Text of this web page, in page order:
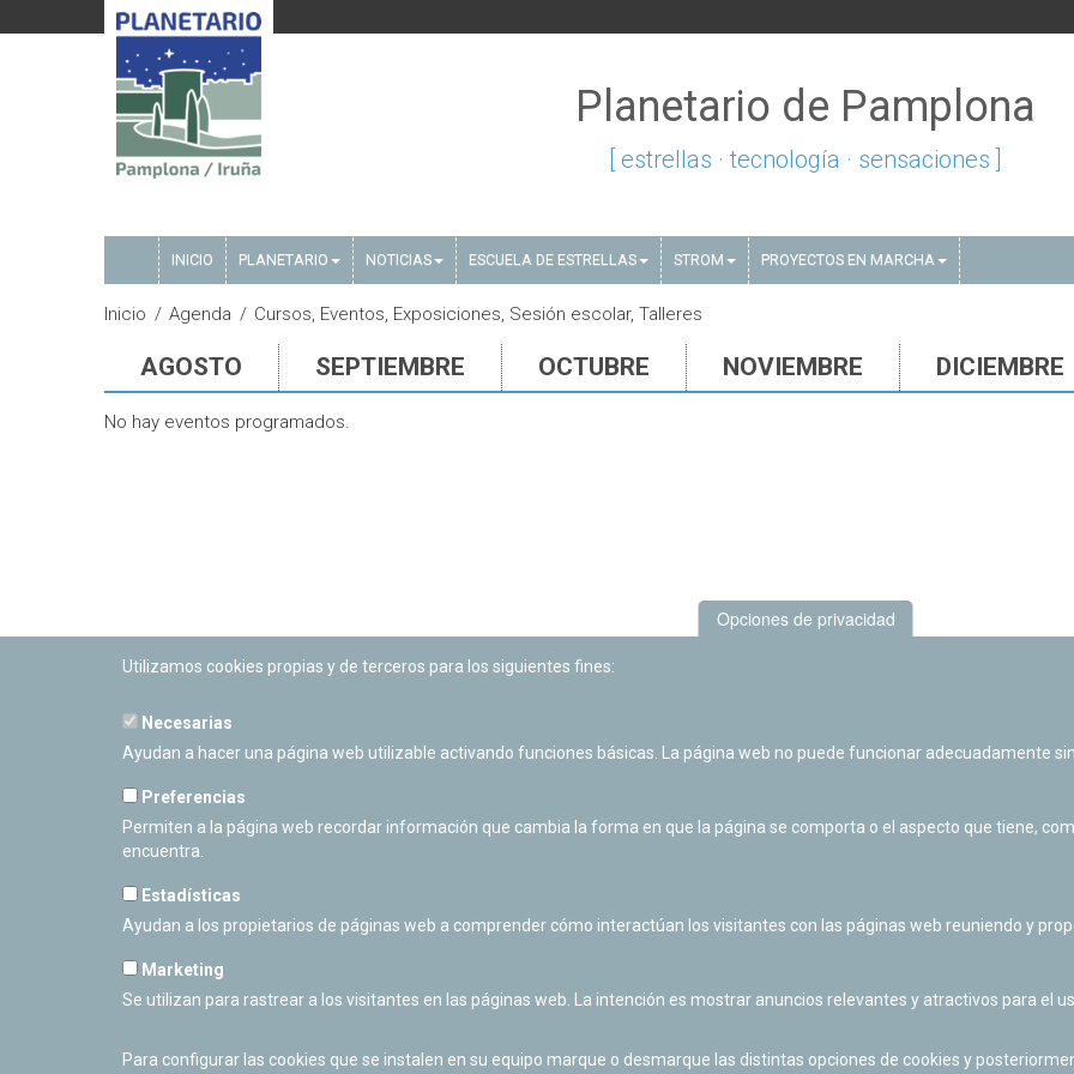
Planetario de Pamplona
[ estrellas · tecnología · sensaciones ]
INICIO PLANETARIO NOTICIAS ESCUELA DE ESTRELLAS STROM PROYECTOS EN MARCHA
Inicio Agenda Cursos, Eventos, Exposiciones, Sesión escolar, Talleres
AGOSTO SEPTIEMBRE OCTUBRE NOVIEMBRE DICIEMBRE
No hay eventos programados.
PLANETARIO DE PAMPLONA
Calle Sancho RamÃ­rez, s/n
Cerrado Temporalmente
Opciones de privacidad
Utilizamos cookies propias y de terceros para los siguientes fines:
Necesarias
Ayudan a hacer una página web utilizable activando funciones básicas. La página web no puede funcionar adecuadamente
Preferencias
Permiten a la página web recordar información que cambia la forma en que la página se comporta o el aspecto que tiene,
encuentra.
Estadísticas
Ayudan a los propietarios de páginas web a comprender cómo interactúan los visitantes con las páginas web reuniendo y
Marketing
Se utilizan para rastrear a los visitantes en las páginas web. La intención es mostrar anuncios relevantes y atractivos para el
Para configurar las cookies que se instalen en su equipo marque o desmarque las distintas opciones de cookies y